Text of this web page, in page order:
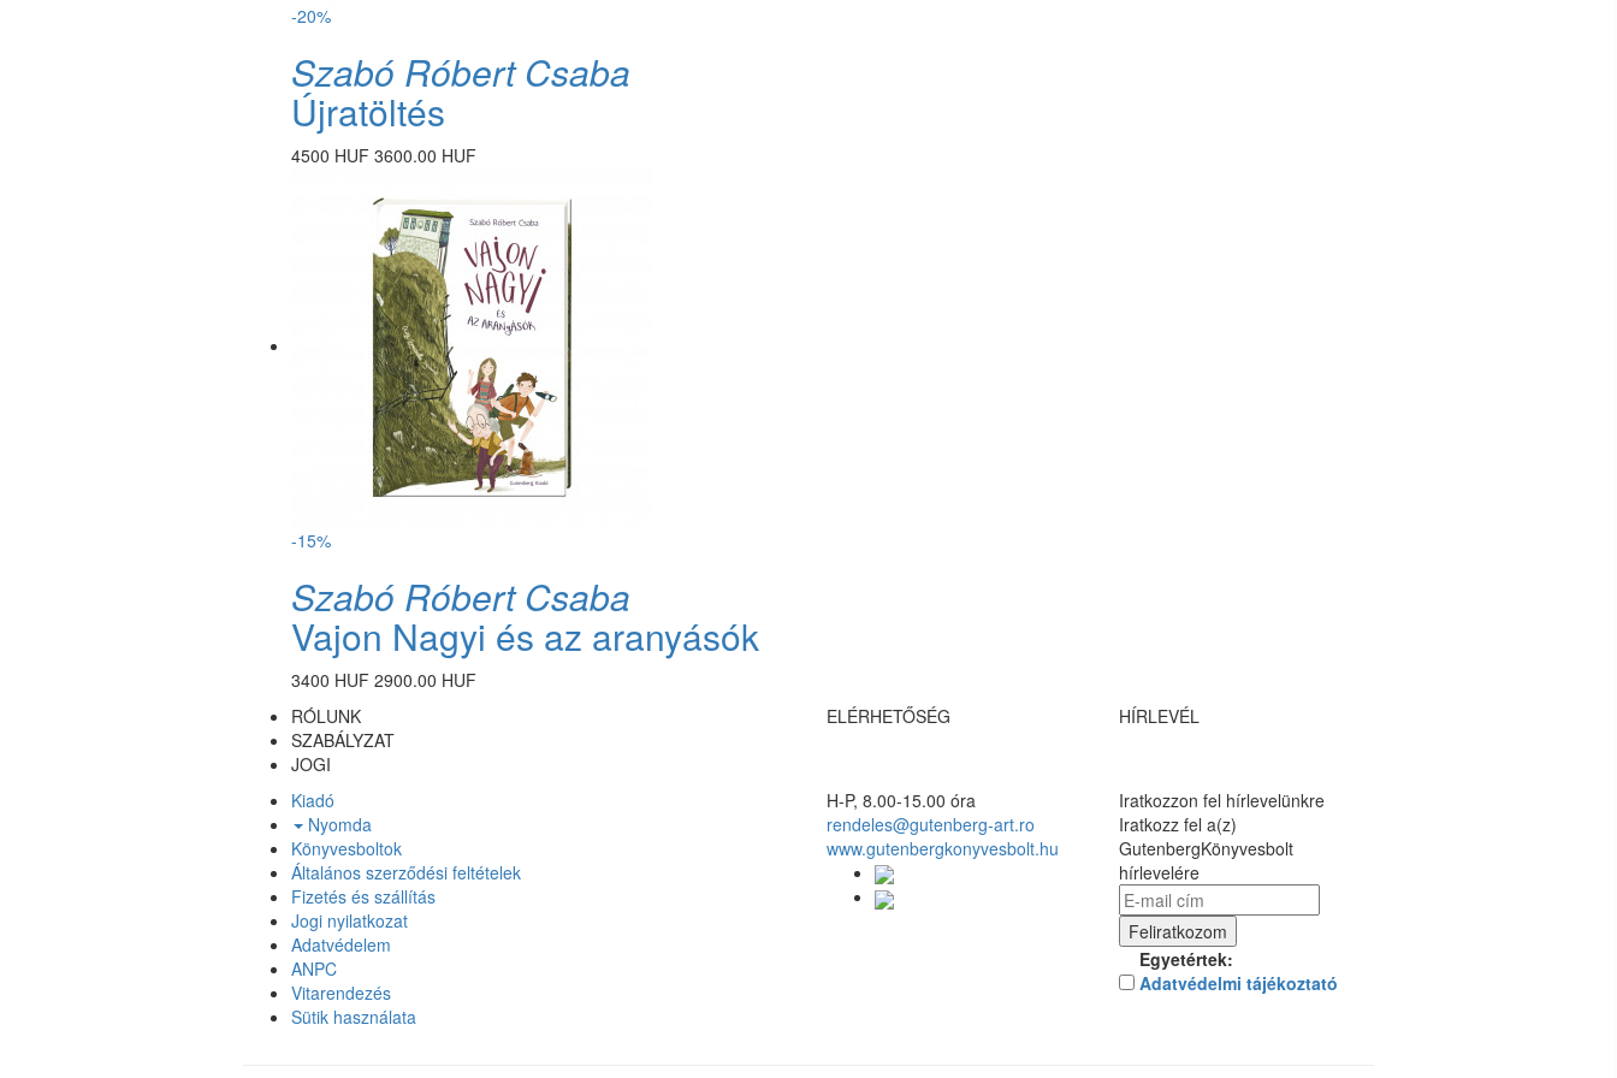
-20%
Szabó Róbert Csaba
Újratöltés
4500 HUF 3600.00 HUF
-15%
Szabó Róbert Csaba
Vajon Nagyi és az aranyásók
3400 HUF 2900.00 HUF
RÓLUNK
SZABÁLYZAT
JOGI
ELÉRHETŐSÉG HÍRLEVÉL
Kiadó
Nyomda
Könyvesboltok
Általános szerződési feltételek
Fizetés és szállítás
Jogi nyilatkozat
Adatvédelem
ANPC
Vitarendezés
Sütik használata
H-P, 8.00-15.00 óra
rendeles@gutenberg-art.ro
www.gutenbergkonyvesbolt.hu
Iratkozzon fel hírlevelünkre
Iratkozz fel a(z)
GutenbergKönyvesbolt
hírlevelére
Egyetértek:
Adatvédelmi tájékoztató